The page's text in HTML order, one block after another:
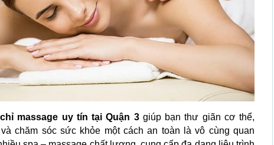
massage uy tín tại Quận 3giúp bạn thư giãn cơ thể,
chăm sóc sức khỏe một cách an toàn là vô cùng quan